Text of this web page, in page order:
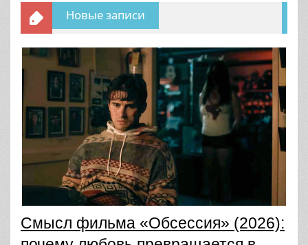
Новые записи
Смысл фильма «Обсессия» (2026):